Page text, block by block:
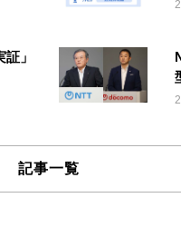
」
記事一覧